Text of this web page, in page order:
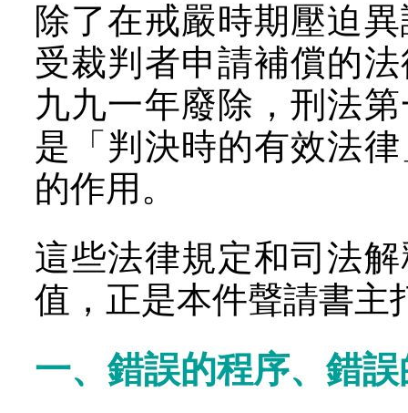
除了在戒嚴時期壓迫
受裁判者申請補償的
九九一年廢除，刑法
是「判決時的有效法
的作用。
這些法律規定和司法
值，正是本件聲請書主
一、錯誤的程序、錯